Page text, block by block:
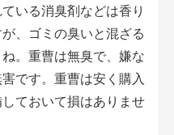
いる消臭剤などは香り
、ゴミの臭いと混ざる
。重曹は無臭で、嫌な
です。重曹は安く購入
ておいて損はありませ